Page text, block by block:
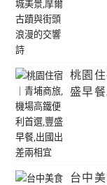
桃園
盛早
台中